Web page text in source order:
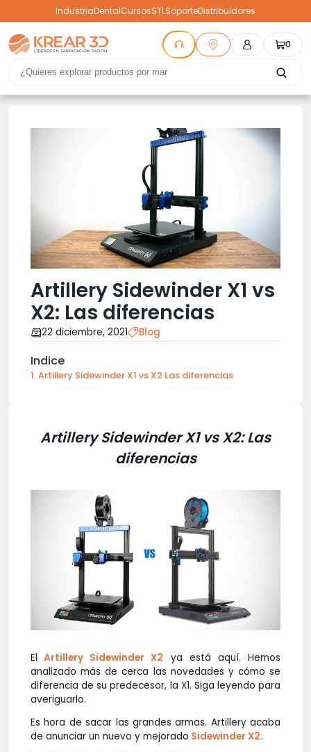
IndustriaDentalCursosSTLSoporteDistribuidores
0
Artillery Sidewinder X1 vs
X2: Las diferencias
22 diciembre, 2021 Blog
Indice
Artillery Sidewinder X1 vs X2 Las diferencias
Artillery Sidewinder X1 vs X2: Las
diferencias
El Artillery Sidewinder X2 ya está aquí. Hemos
analizado más de cerca las novedades y cómo se
diferencia de su predecesor, la X1. Siga leyendo para
averiguarlo.
Es hora de sacar las grandes armas. Artillery acaba
de anunciar un nuevo y mejorado Sidewinder X2.